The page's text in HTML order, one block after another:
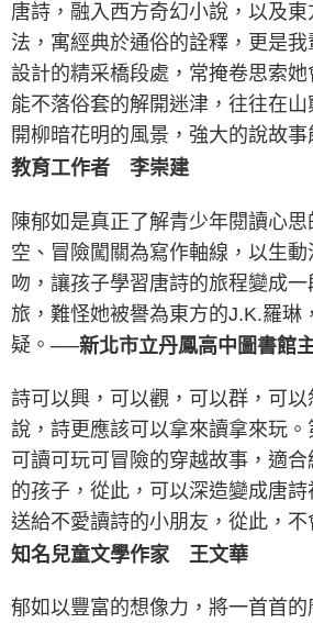
唐詩，融入西方奇幻小說，以及
法，寓經典於通俗的詮釋，更是
設計的精采橋段處，常掩卷思索
能不落俗套的解開迷津，往往在
開柳暗花明的風景，強大的說故事
教育工作者 李崇建
陳郁如是真正了解青少年閱讀心
空、冒險闖關為寫作軸線，以生動
吻，讓孩子學習唐詩的旅程變成
旅，難怪她被譽為東方的J.K.羅琳
疑。 ──新北市立丹鳳高中圖書館
詩可以興，可以觀，可以群，可
說，詩更應該可以拿來讀拿來玩
可讀可玩可冒險的穿越故事，適
的孩子，從此，可以深造變成唐
送給不愛讀詩的小朋友，從此，不
知名兒童文學作家 王文華
郁如以豐富的想像力，將一首首